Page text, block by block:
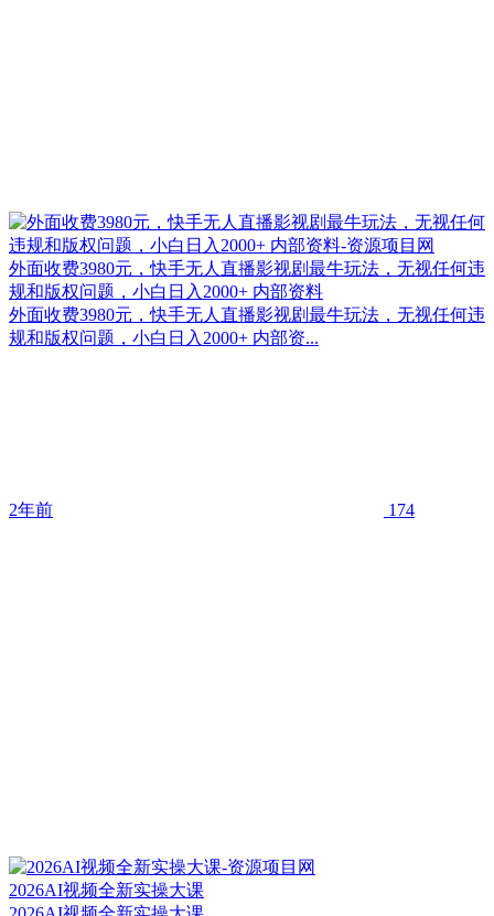
外面收费3980元，快手无人直播影视剧最牛玩法，无视任何违
规和版权问题，小白日入2000+ 内部资料
外面收费3980元，快手无人直播影视剧最牛玩法，无视任何违
规和版权问题，小白日入2000+ 内部资...
2年前 174
2026AI视频全新实操大课